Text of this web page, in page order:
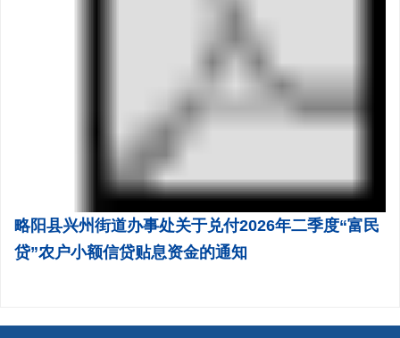
略阳县兴州街道办事处关于兑付2026年二季度“富民
贷”农户小额信贷贴息资金的通知